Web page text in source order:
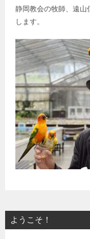
静岡教会の牧師、遠山
します。
ようこそ！